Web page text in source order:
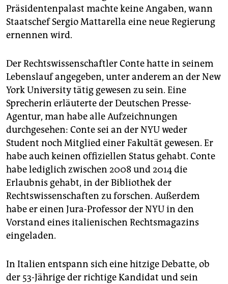
Präsidentenpalast machte keine Angaben, wann
Staatschef Sergio Mattarella eine neue Regierung
ernennen wird.
Der Rechtswissenschaftler Conte hatte in seinem
Lebenslauf angegeben, unter anderem an der New
York University tätig gewesen zu sein. Eine
Sprecherin erläuterte der Deutschen Presse-
Agentur, man habe alle Aufzeichnungen
durchgesehen: Conte sei an der NYU weder
Student noch Mitglied einer Fakultät gewesen. Er
habe auch keinen offiziellen Status gehabt. Conte
habe lediglich zwischen 2008 und 2014 die
Erlaubnis gehabt, in der Bibliothek der
Rechtswissenschaften zu forschen. Außerdem
habe er einen Jura-Professor der NYU in den
Vorstand eines italienischen Rechtsmagazins
eingeladen.
In Italien entspann sich eine hitzige Debatte, ob
der 53-Jährige der richtige Kandidat und sein